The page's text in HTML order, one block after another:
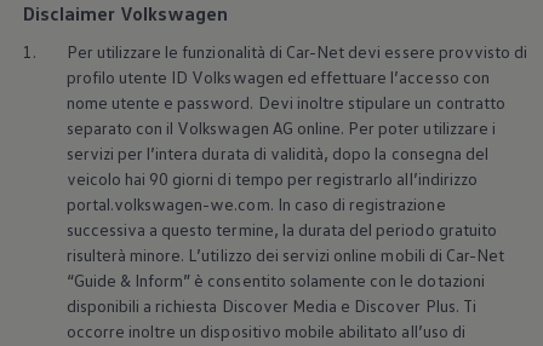
Sistemi di assistenza alla guida
Aggiornamenti software
Aggiornamenti software per ID. Buzz
Car-Net e App-connect
California App
Service
Promozioni
Manutenzione e Servizi
Piani di Manutenzione
Ricambi, Oli Motore e Fluidi
Ruote e Pneumatici
Servizio Officina Mobile
Finanziamento Save&Care
Accessori
Manuale uso e Manutenzione
Disclaimer Volkswagen
1.
Per utilizzare le funzionalità di Car-Net devi essere provvisto di
profilo utente ID Volkswagen ed effettuare l’accesso con
nome utente e password. Devi inoltre stipulare un contratto
separato con il Volkswagen AG online. Per poter utilizzare i
servizi per l’intera durata di validità, dopo la consegna del
veicolo hai 90 giorni di tempo per registrarlo all’indirizzo
portal.volkswagen-we.com. In caso di registrazione
successiva a questo termine, la durata del periodo gratuito
risulterà minore. L’utilizzo dei servizi online mobili di Car-Net
“Guide & Inform” è consentito solamente con le dotazioni
disponibili a richiesta Discover Media e Discover Plus. Ti
occorre inoltre un dispositivo mobile abilitato all’uso di